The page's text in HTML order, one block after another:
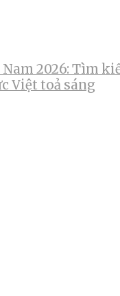
2026: Tìm
Việt toả sáng